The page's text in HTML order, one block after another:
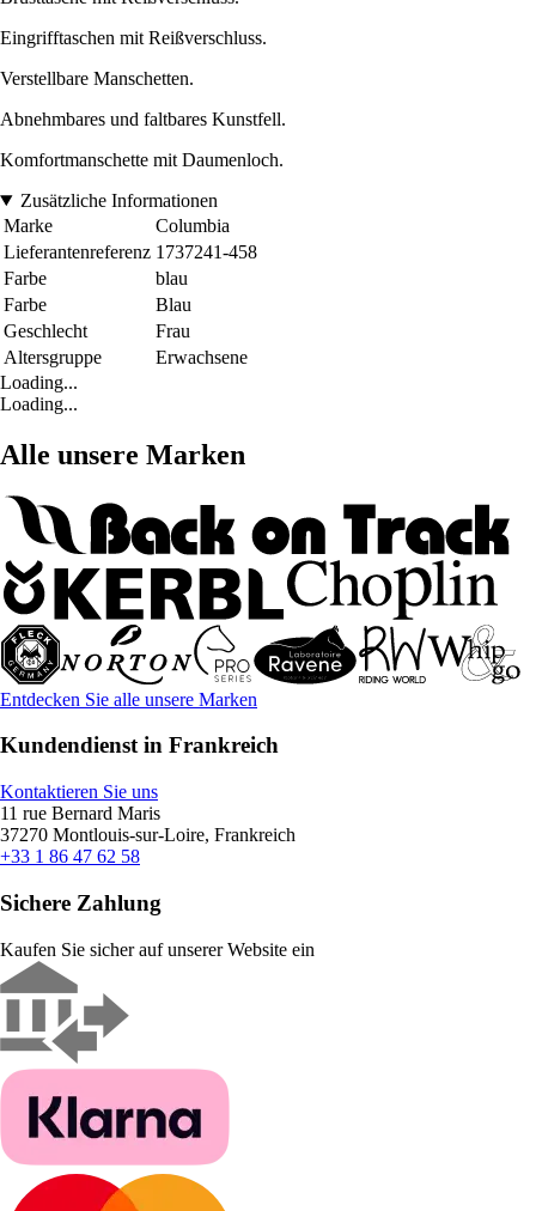
Eingrifftaschen mit Reißverschluss.
Verstellbare Manschetten.
Abnehmbares und faltbares Kunstfell.
Komfortmanschette mit Daumenloch.
Zusätzliche Informationen
Marke
Columbia
Lieferantenreferenz 1737241-458
Farbe
blau
Farbe
Blau
Geschlecht
Frau
Altersgruppe
Erwachsene
Loading...
Loading...
Alle unsere Marken
Entdecken Sie alle unsere Marken
Kundendienst in Frankreich
Kontaktieren Sie uns
11 rue Bernard Maris
37270 Montlouis-sur-Loire, Frankreich
+33 1 86 47 62 58
Sichere Zahlung
Kaufen Sie sicher auf unserer Website ein